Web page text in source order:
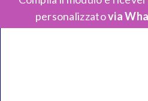
personalizzatovia